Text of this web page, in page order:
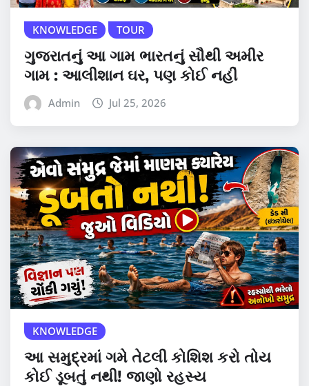
KNOWLEDGE TOUR
ગુજરાતનું આ ગામ ભારતનું સૌથી અમીર
ગામ : આલીશાન ઘર, પણ કોઈ નહીં
Admin Jul 25, 2026
KNOWLEDGE
આ સમુદ્રમાં ગમે તેટલી કોશિશ કરો તોય
કોઈ ડૂબતું નથી! જાણો રહસ્ય